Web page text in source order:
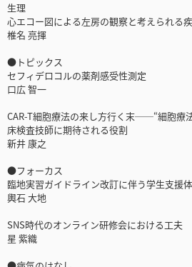
生理
心エコー図による左房の観察と考えられる
椎名 亮揮
●トピックス
セフィデロコルの薬剤感受性測定
口広 智一
CAR-T細胞療法の来し方行く末──“細胞療
床検査技師に期待される役割
新井 康之
●フォーカス
臨地実習ガイドライン改訂に伴う学生支援
輿石 大地
SNS時代のオンライン研修会における工夫
星 紫織